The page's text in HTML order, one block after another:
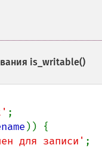
is_writable()
;
)) {
для записи' ;